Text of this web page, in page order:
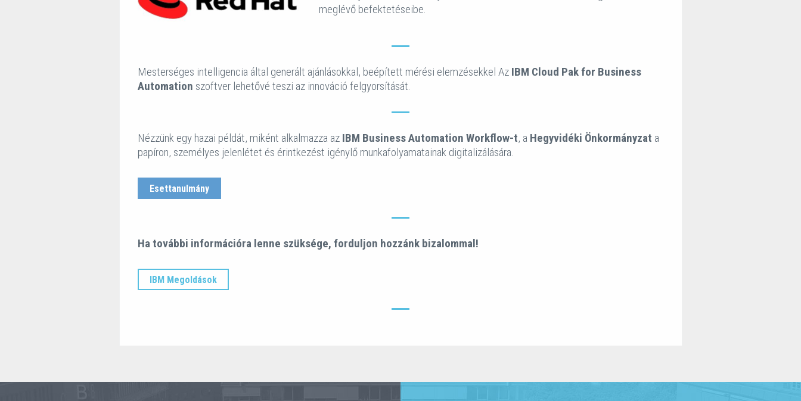
meglévő befektetéseibe.
Mesterséges intelligencia által generált ajánlásokkal, beépített mérési elemzésekkel Az IBM Cloud Pak for Business
Automation szoftver lehetővé teszi az innováció felgyorsítását.
Nézzünk egy hazai példát, miként alkalmazza az IBM Business Automation Workflow-t, a Hegyvidéki Önkormányzat a
papíron, személyes jelenlétet és érintkezést igénylő munkafolyamatainak digitalizálására.
Esettanulmány
Ha további információra lenne szüksége, forduljon hozzánk bizalommal!
IBM Megoldások